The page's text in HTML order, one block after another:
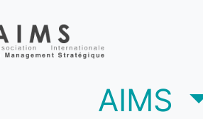
AIMS